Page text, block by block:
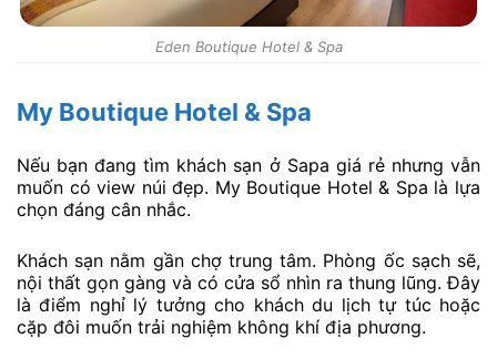
Eden Boutique Hotel & Spa
My Boutique Hotel & Spa
Nếu bạn đang tìm khách sạn ở Sapa giá rẻ nhưng vẫn
muốn có view núi đẹp. My Boutique Hotel & Spa là lựa
chọn đáng cân nhắc.
Khách sạn nằm gần chợ trung tâm. Phòng ốc sạch sẽ,
nội thất gọn gàng và có cửa sổ nhìn ra thung lũng. Đây
là điểm nghỉ lý tưởng cho khách du lịch tự túc hoặc
cặp đôi muốn trải nghiệm không khí địa phương.